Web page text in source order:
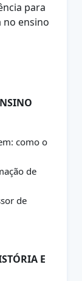
para
no ensino
como o
de
de
E